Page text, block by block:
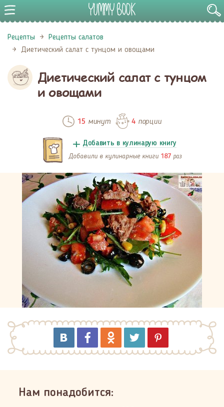
Рецепты
Рецепты салатов
Диетический салат с тунцом и овощами
Диетический салат с тунцом
и овощами
15 минут 4порции
Добавить в кулинарую книгу
Добавили в кулинарные книги 187 раз
Нам понадобится: